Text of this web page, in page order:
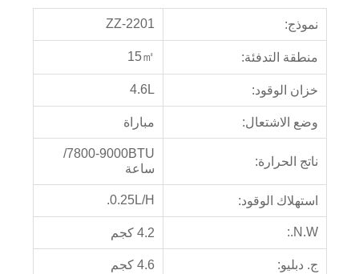
نموذج: ZZ-2201
منطقة التدفئة: 15㎡
خزان الوقود: 4.6L
وضع الاشتعال: مباراة
ناتج الحرارة:
7800-9000BTU/
ساعة
استهلاك الوقود: 0.25L/H.
N.W.: 4.2 كجم
ج. دبليو: 4.6 كجم